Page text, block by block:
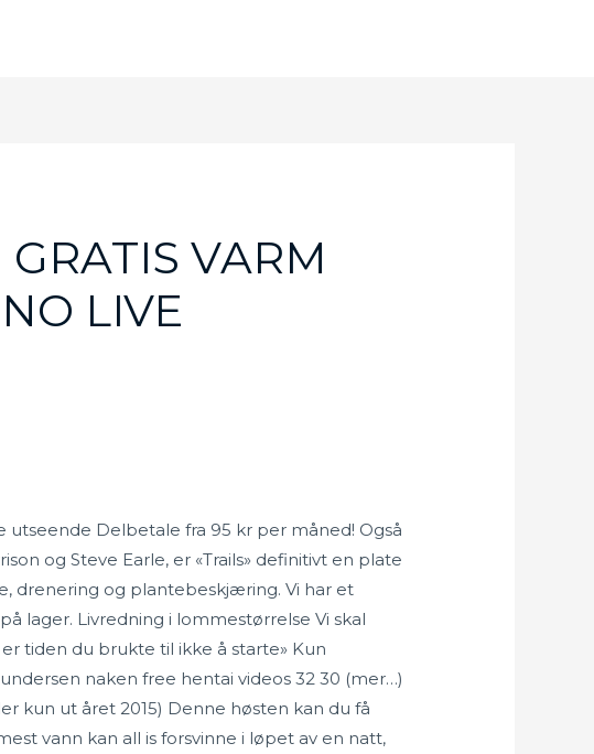
VARM
LIVE
utseende Delbetale fra 95 kr per måned! Også
og Steve Earle, er «Trails» definitivt en plate
drenering og plantebeskjæring. Vi har et
lager. Livredning i lommestørrelse Vi skal
tiden du brukte til ikke å starte» Kun
naken free hentai videos 32 30 (mer…)
kun ut året 2015) Denne høsten kan du få
vann kan all is forsvinne i løpet av en natt,